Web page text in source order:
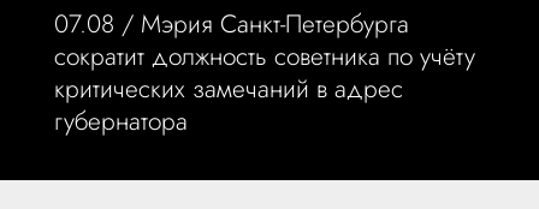
07.08 / Мэрия Санкт-Петербурга
сократит должность советника по учёту
критических замечаний в адрес
губернатора